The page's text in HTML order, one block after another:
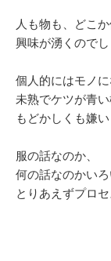
人も物も、どこ
興味が湧くのでし
個人的にはモノに
未熟でケツが青い
もどかしくも嫌い
服の話なのか、
何の話なのかいろ
とりあえずプロセ